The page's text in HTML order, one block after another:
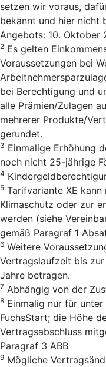
setzen wir voraus,
bekannt und hier nicht
Angebots: 10. Oktober
2 Es gelten
Voraussetzungen bei
bei Berechtigung und
alle Prämien/Zulagen
mehrerer Produkte/
gerundet.
3 Einmalige Erhöhung
noch nicht 25-jährige
4
5 Tarifvariante XE
Klimaschutz oder zur
werden (siehe
gemäß Paragraf 1
6 Weitere
Vertragslaufzeit bis
Jahre betragen.
7 Abhängig von der
8 Einmalig nur für
FuchsStart; die Höhe
Vertragsabschluss
Paragraf 3 ABB
9 Mögliche